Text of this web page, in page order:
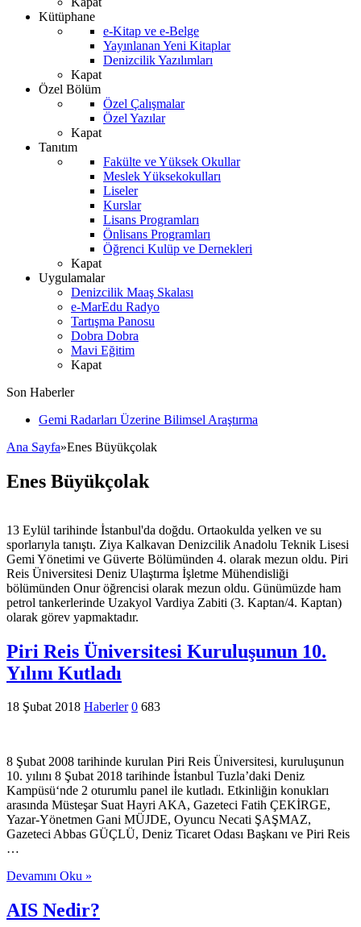
Kütüphane
e-Kitap ve e-Belge
Yayınlanan Yeni Kitaplar
Denizcilik Yazılımları
Kapat
Özel Bölüm
Özel Çalışmalar
Özel Yazılar
Kapat
Tanıtım
Fakülte ve Yüksek Okullar
Meslek Yüksekokulları
Liseler
Kurslar
Lisans Programları
Önlisans Programları
Öğrenci Kulüp ve Dernekleri
Kapat
Uygulamalar
Denizcilik Maaş Skalası
e-MarEdu Radyo
Tartışma Panosu
Dobra Dobra
Mavi Eğitim
Kapat
Son Haberler
Gemi Radarları Üzerine Bilimsel Araştırma
Ana Sayfa»Enes Büyükçolak
Enes Büyükçolak
13 Eylül tarihinde İstanbul'da doğdu. Ortaokulda yelken ve su
sporlarıyla tanıştı. Ziya Kalkavan Denizcilik Anadolu Teknik Lisesi
Gemi Yönetimi ve Güverte Bölümünden 4. olarak mezun oldu. Piri
Reis Üniversitesi Deniz Ulaştırma İşletme Mühendisliği
bölümünden Onur öğrencisi olarak mezun oldu. Günümüzde ham
petrol tankerlerinde Uzakyol Vardiya Zabiti (3. Kaptan/4. Kaptan)
olarak görev yapmaktadır.
Piri Reis Üniversitesi Kuruluşunun 10.
Yılını Kutladı
18 Şubat 2018 Haberler 0 683
8 Şubat 2008 tarihinde kurulan Piri Reis Üniversitesi, kuruluşunun
10. yılını 8 Şubat 2018 tarihinde İstanbul Tuzla’daki Deniz
Kampüsü‘nde 2 oturumlu panel ile kutladı. Etkinliğin konukları
arasında Müsteşar Suat Hayri AKA, Gazeteci Fatih ÇEKİRGE,
Yazar-Yönetmen Gani MÜJDE, Oyuncu Necati ŞAŞMAZ,
Gazeteci Abbas GÜÇLÜ, Deniz Ticaret Odası Başkanı ve Piri Reis
…
Devamını Oku »
AIS Nedir?